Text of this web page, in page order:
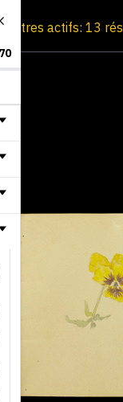
Filtres actifs: 13